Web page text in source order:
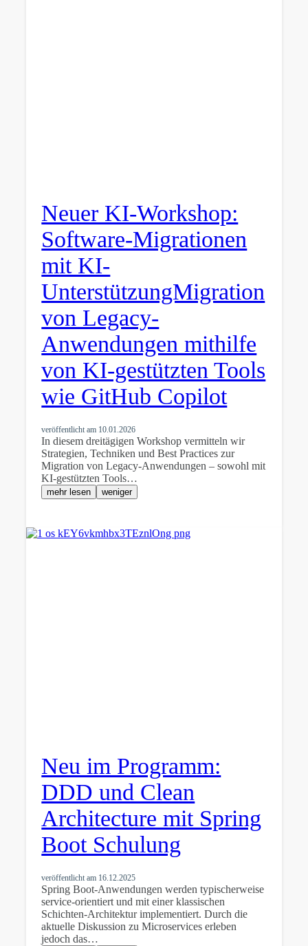
Neuer KI-Workshop:
Software-Migrationen
mit KI-
UnterstützungMigration
von Legacy-
Anwendungen mithilfe
von KI-gestützten Tools
wie GitHub Copilot
veröffentlicht am 10.01.2026
In diesem dreitägigen Workshop vermitteln wir
Strategien, Techniken und Best Practices zur
Migration von Legacy-Anwendungen – sowohl mit
KI-gestützten Tools…
mehr lesen weniger
Neu im Programm:
DDD und Clean
Architecture mit Spring
Boot Schulung
veröffentlicht am 16.12.2025
Spring Boot-Anwendungen werden typischerweise
service-orientiert und mit einer klassischen
Schichten-Architektur implementiert. Durch die
aktuelle Diskussion zu Microservices erleben
jedoch das…